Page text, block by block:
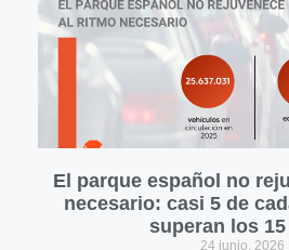
El parque español no
necesario: casi 5 de
superan los
24 junio, 2026